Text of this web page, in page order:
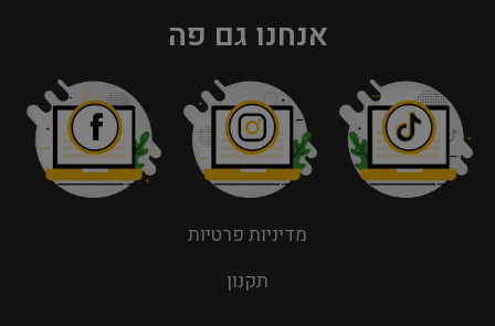
אנחנו גם פה
מדיניות פרטיות
תקנון